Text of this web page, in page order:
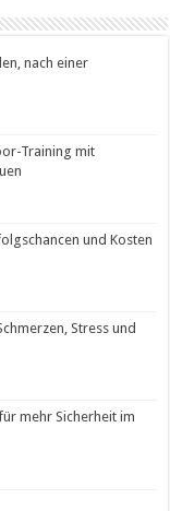
nach einer
Training mit
und Kosten
Stress und
mehr Sicherheit im